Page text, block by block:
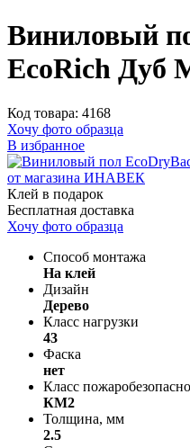
Виниловый
EcoRich Дуб
Код товара: 4168
Хочу фото образца
В избранное
Клей в подарок
Бесплатная доставка
Хочу фото образца
Способ монтажа
На клей
Дизайн
Дерево
Класс нагрузки
43
Фаска
нет
Класс
КМ2
Толщина, мм
2.5